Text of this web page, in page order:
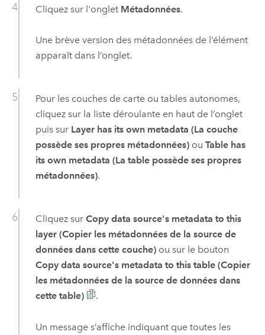
Cliquez sur l'onglet Métadonnées.
Une brève version des métadonnées de l’élément
apparaît dans l’onglet.
Pour les couches de carte ou tables autonomes,
cliquez sur la liste déroulante en haut de l’onglet
puis sur Layer has its own metadata (La couche
possède ses propres métadonnées)ou Table has
its own metadata (La table possède ses propres
métadonnées).
Cliquez sur Copy data source's metadata to this
layer (Copier les métadonnées de la source de
données dans cette couche)ou sur le bouton
Copy data source's metadata to this table (Copier
les métadonnées de la source de données dans
cette table)
.
Un message s’affiche indiquant que toutes les